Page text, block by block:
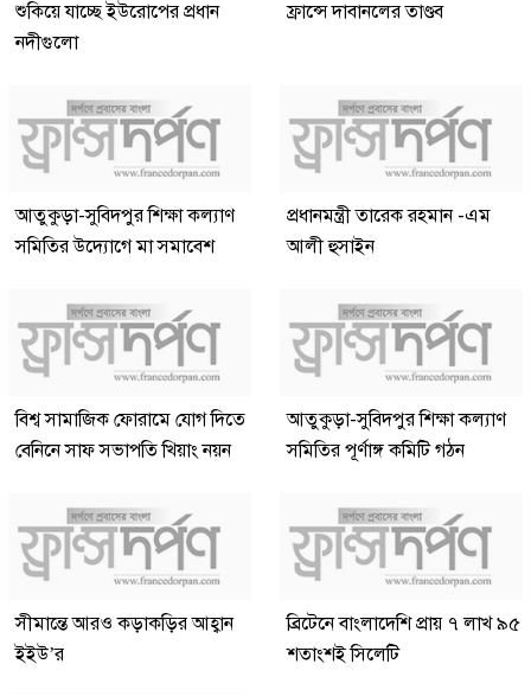
শুকিয়ে যাচ্ছে ইউরোপের প্রধান
নদীগুলো
ফ্রান্সে দাবানলের তাণ্ডব
আতুকুড়া-সুবিদপুর শিক্ষা কল্যাণ
সমিতির উদ্যোগে মা সমাবেশ
প্রধানমন্ত্রী তারেক রহমান -এম
আলী হুসাইন
বিশ্ব সামাজিক ফোরামে যোগ দিতে
বেনিনে সাফ সভাপতি খিয়াং নয়ন
আতুকুড়া-সুবিদপুর শিক্ষা কল্যাণ
সমিতির পূর্ণাঙ্গ কমিটি গঠন
সীমান্তে আরও কড়াকড়ির আহ্বান
ইইউ’র
ব্রিটেনে বাংলাদেশি প্রায় ৭ লাখ ৯৫
শতাংশই সিলেটি